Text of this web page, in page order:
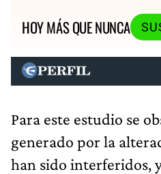
HOY MÁS QUE NUNCA
Para este estudio se
generado por la
han sido interferidos,